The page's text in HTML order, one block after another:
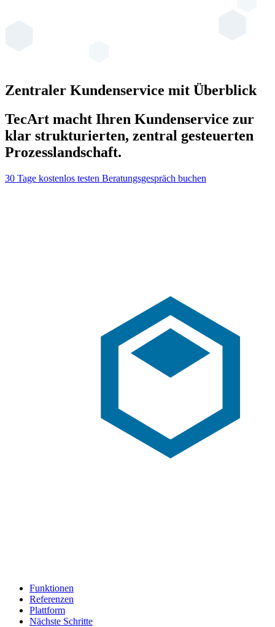
Zentraler Kundenservice mit Überblick
TecArt macht Ihren Kundenservice zur
klar strukturierten, zentral gesteuerten
Prozesslandschaft.
30 Tage kostenlos testen Beratungsgespräch buchen
Funktionen
Referenzen
Plattform
Nächste Schritte